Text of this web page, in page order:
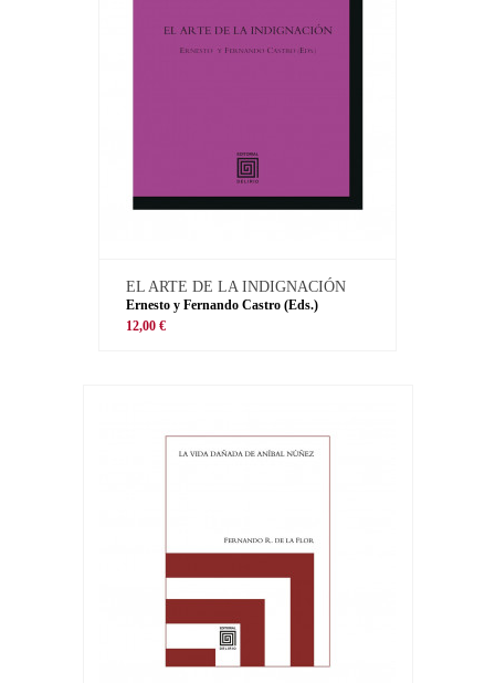
EL ARTE DE LA INDIGNACIÓN
Ernesto y Fernando Castro (Eds.)
12,00 €